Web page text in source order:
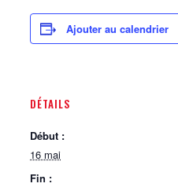
Ajouter au calendrier
DÉTAILS
Début :
16 mai
Fin :